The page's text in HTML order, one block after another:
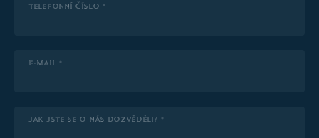
TELEFONNÍ ČÍSLO *
E-MAIL *
JAK JSTE SE O NÁS DOZVĚDĚLI? *